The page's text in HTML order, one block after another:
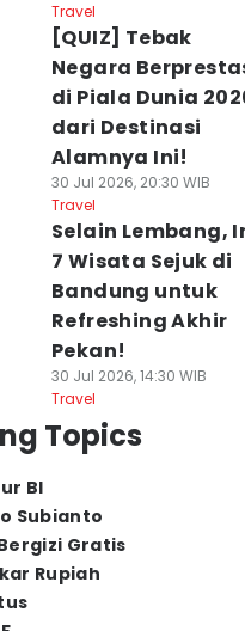
Travel
[QUIZ] Tebak
Negara
di Piala Dunia
dari Destinasi
Alamnya Ini!
30 Jul 2026, 20:30 WIB
Travel
Selain Lembang,
7 Wisata Sejuk di
Bandung untuk
Refreshing Akhir
Pekan!
30 Jul 2026, 14:30 WIB
Travel
Topics
BI
Subianto
Gratis
Rupiah